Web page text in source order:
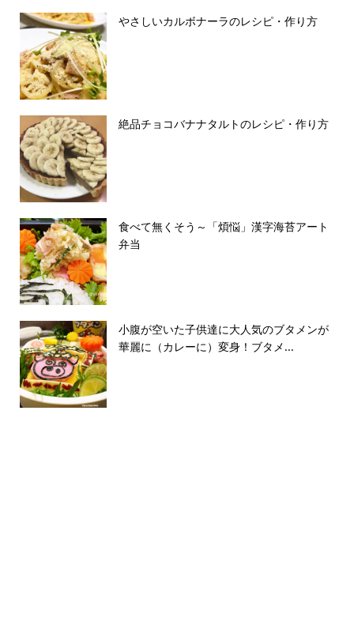
やさしいカルボナーラのレシピ・作り方
絶品チョコバナナタルトのレシピ・作り方
食べて無くそう～「煩悩」漢字海苔アート
弁当
小腹が空いた子供達に大人気のブタメンが
華麗に（カレーに）変身！ブタメ...